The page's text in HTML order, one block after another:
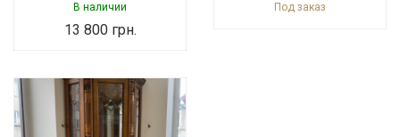
13 800 грн.
В наличии Под заказ